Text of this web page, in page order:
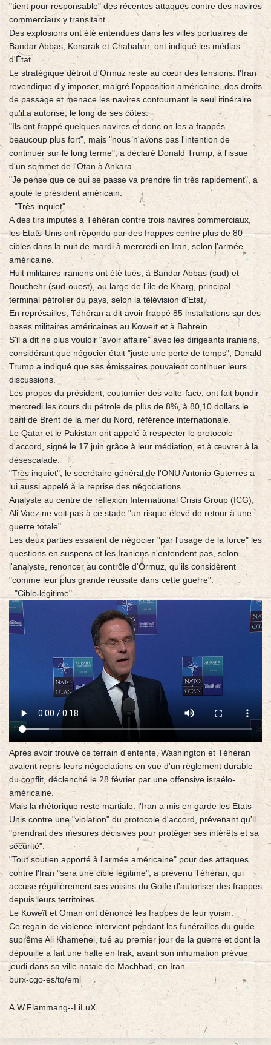
"tient pour responsable" des récentes attaques contre des navires
commerciaux y transitant.
Des explosions ont été entendues dans les villes portuaires de
Bandar Abbas, Konarak et Chabahar, ont indiqué les médias
d'État.
Le stratégique détroit d'Ormuz reste au cœur des tensions: l'Iran
revendique d'y imposer, malgré l'opposition américaine, des droits
de passage et menace les navires contournant le seul itinéraire
qu'il a autorisé, le long de ses côtes.
"Ils ont frappé quelques navires et donc on les a frappés
beaucoup plus fort", mais "nous n'avons pas l'intention de
continuer sur le long terme", a déclaré Donald Trump, à l'issue
d'un sommet de l'Otan à Ankara.
"Je pense que ce qui se passe va prendre fin très rapidement", a
ajouté le président américain.
- "Très inquiet" -
A des tirs imputés à Téhéran contre trois navires commerciaux,
les Etats-Unis ont répondu par des frappes contre plus de 80
cibles dans la nuit de mardi à mercredi en Iran, selon l'armée
américaine.
Huit militaires iraniens ont été tués, à Bandar Abbas (sud) et
Bouchehr (sud-ouest), au large de l'île de Kharg, principal
terminal pétrolier du pays, selon la télévision d'Etat.
En représailles, Téhéran a dit avoir frappé 85 installations sur des
bases militaires américaines au Koweït et à Bahreïn.
S'il a dit ne plus vouloir "avoir affaire" avec les dirigeants iraniens,
considérant que négocier était "juste une perte de temps", Donald
Trump a indiqué que ses émissaires pouvaient continuer leurs
discussions.
Les propos du président, coutumier des volte-face, ont fait bondir
mercredi les cours du pétrole de plus de 8%, à 80,10 dollars le
baril de Brent de la mer du Nord, référence internationale.
Le Qatar et le Pakistan ont appelé à respecter le protocole
d'accord, signé le 17 juin grâce à leur médiation, et à œuvrer à la
désescalade.
"Très inquiet", le secrétaire général de l'ONU Antonio Guterres a
lui aussi appelé à la reprise des négociations.
Analyste au centre de réflexion International Crisis Group (ICG),
Ali Vaez ne voit pas à ce stade "un risque élevé de retour à une
guerre totale".
Les deux parties essaient de négocier "par l'usage de la force" les
questions en suspens et les Iraniens n'entendent pas, selon
l'analyste, renoncer au contrôle d'Ormuz, qu'ils considèrent
"comme leur plus grande réussite dans cette guerre".
- "Cible légitime" -
Après avoir trouvé ce terrain d'entente, Washington et Téhéran
avaient repris leurs négociations en vue d'un règlement durable
du conflit, déclenché le 28 février par une offensive israélo-
américaine.
Mais la rhétorique reste martiale: l'Iran a mis en garde les Etats-
Unis contre une "violation" du protocole d'accord, prévenant qu'il
"prendrait des mesures décisives pour protéger ses intérêts et sa
sécurité".
"Tout soutien apporté à l'armée américaine" pour des attaques
contre l'Iran "sera une cible légitime", a prévenu Téhéran, qui
accuse régulièrement ses voisins du Golfe d'autoriser des frappes
depuis leurs territoires.
Le Koweït et Oman ont dénoncé les frappes de leur voisin.
Ce regain de violence intervient pendant les funérailles du guide
suprême Ali Khamenei, tué au premier jour de la guerre et dont la
dépouille a fait une halte en Irak, avant son inhumation prévue
jeudi dans sa ville natale de Machhad, en Iran.
burx-cgo-es/tq/eml
A.W.Flammang--LiLuX